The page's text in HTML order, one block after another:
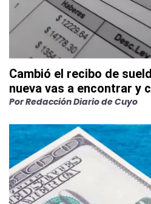
Cambió el recibo de
nueva vas a encontrar y
PorRedacción Diario de Cuyo